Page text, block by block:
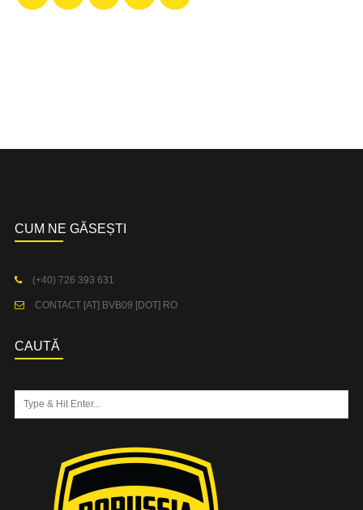
CUM NE GĂSEȘTI
(+40) 726 393 631
CONTACT [AT] BVB09 [DOT] RO
CAUTĂ